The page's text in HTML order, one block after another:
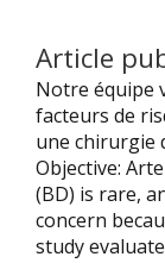
Notre équipe
facteurs de
une chirurgie
Objective:
(BD) is rare,
concern
study